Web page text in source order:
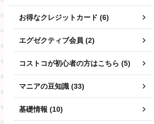
お得なクレジットカード (6)
エグゼクティブ会員 (2)
コストコが初心者の方はこちら (5)
マニアの豆知識 (33)
基礎情報 (10)